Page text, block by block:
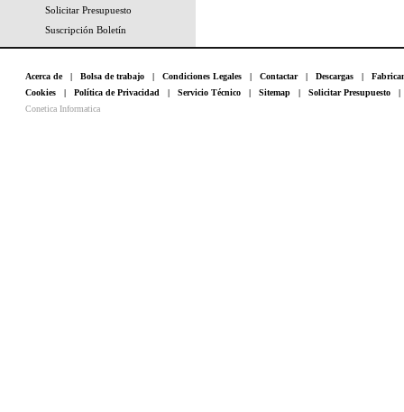
Solicitar Presupuesto
Suscripción Boletín
Acerca de| Bolsa de trabajo | Condiciones Legales | Contactar| Descargas |
Cookies | Política de Privacidad | Servicio Técnico | Sitemap | Solicitar Presupuesto
Conetica Informatica